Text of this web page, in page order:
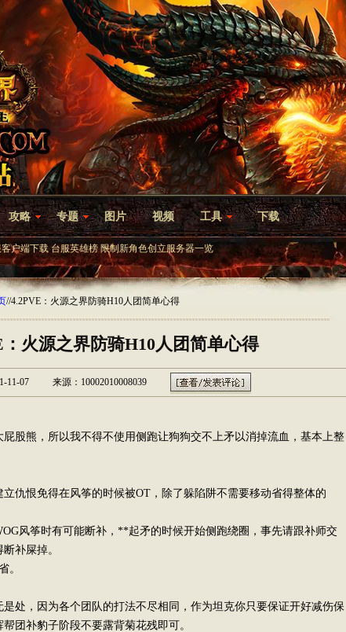
攻略 专题 图片 视频 工具 下载
客户端下载 台服英雄榜 限制新角色创立服务器一览
//4.2PVE：火源之界防骑H10人团简单心得
：火源之界防骑H10人团简单心得
11-07 来源：10002010008039
熊，所以我不得不使用侧跑让狗狗交不上矛以消掉流血，基本上整
恨免得在风筝的时候被OT，除了躲陷阱不需要移动省得整体的
风筝时有可能断补，**起矛的时候开始侧跑绕圈，事先请跟补师交
补屎掉。
。
，因为各个团队的打法不尽相同，作为坦克你只要保证开好减伤保
团补豹子阶段不要露背菊花残即可。